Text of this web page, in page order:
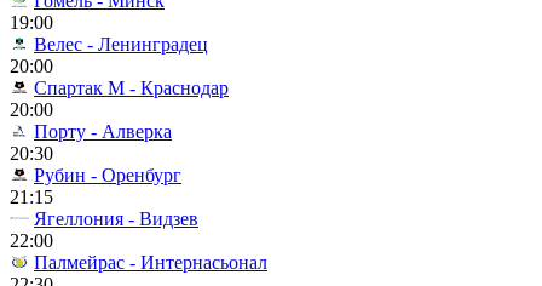
19:00
Велес - Ленинградец
20:00
Спартак М - Краснодар
20:00
Порту - Алверка
20:30
Рубин - Оренбург
21:15
Ягеллония - Видзев
22:00
Палмейрас - Интернасьонал